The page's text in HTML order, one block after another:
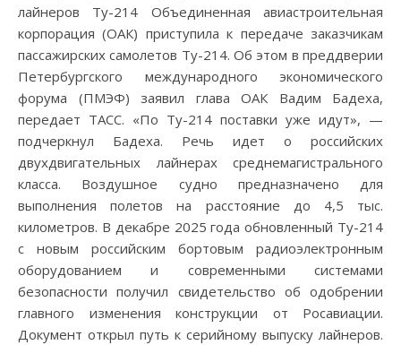
лайнеров Ту-214 Объединенная авиастроительная
корпорация (ОАК) приступила к передаче заказчикам
пассажирских самолетов Ту-214. Об этом в преддверии
Петербургского международного экономического
форума (ПМЭФ) заявил глава ОАК Вадим Бадеха,
передает ТАСС. «По Ту-214 поставки уже идут», —
подчеркнул Бадеха. Речь идет о российских
двухдвигательных лайнерах среднемагистрального
класса. Воздушное судно предназначено для
выполнения полетов на расстояние до 4,5 тыс.
километров. В декабре 2025 года обновленный Ту-214
с новым российским бортовым радиоэлектронным
оборудованием и современными системами
безопасности получил свидетельство об одобрении
главного изменения конструкции от Росавиации.
Документ открыл путь к серийному выпуску лайнеров.